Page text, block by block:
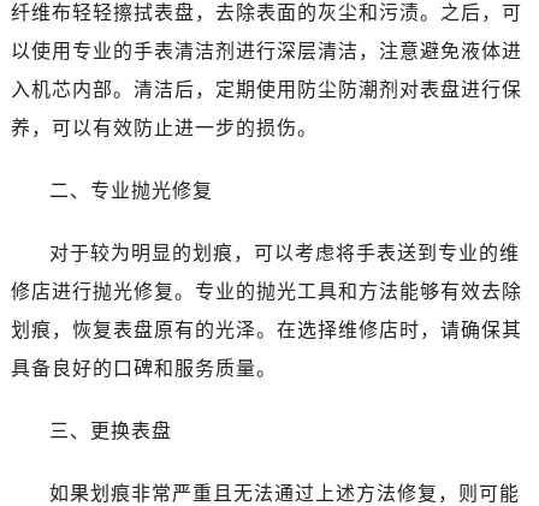
纤维布轻轻擦拭表盘，去除表面的灰尘和污渍。之后，可
以使用专业的手表清洁剂进行深层清洁，注意避免液体进
入机芯内部。清洁后，定期使用防尘防潮剂对表盘进行保
养，可以有效防止进一步的损伤。
二、专业抛光修复
对于较为明显的划痕，可以考虑将手表送到专业的维
修店进行抛光修复。专业的抛光工具和方法能够有效去除
划痕，恢复表盘原有的光泽。在选择维修店时，请确保其
具备良好的口碑和服务质量。
三、更换表盘
如果划痕非常严重且无法通过上述方法修复，则可能